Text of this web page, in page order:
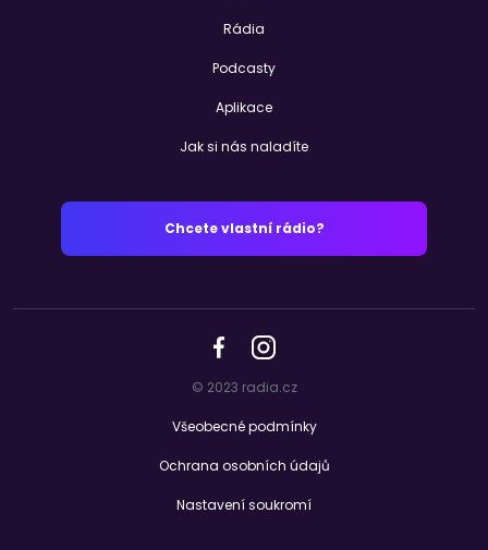
Rádia
Podcasty
Aplikace
Jak si nás naladíte
Chcete vlastní rádio?
© 2023 radia.cz
Všeobecné podmínky
Ochrana osobních údajů
Nastavení soukromí